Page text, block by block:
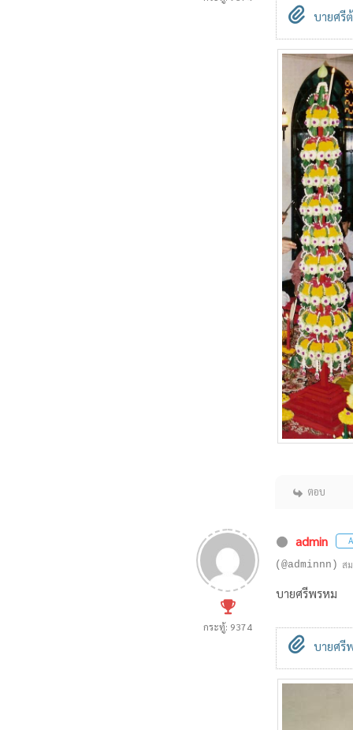
บายศรี
ตอบ
กระทู้: 9374
admin
(@adminnn) ส
บายศรีพรหม
บายศรี